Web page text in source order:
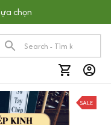
chọn
SALE